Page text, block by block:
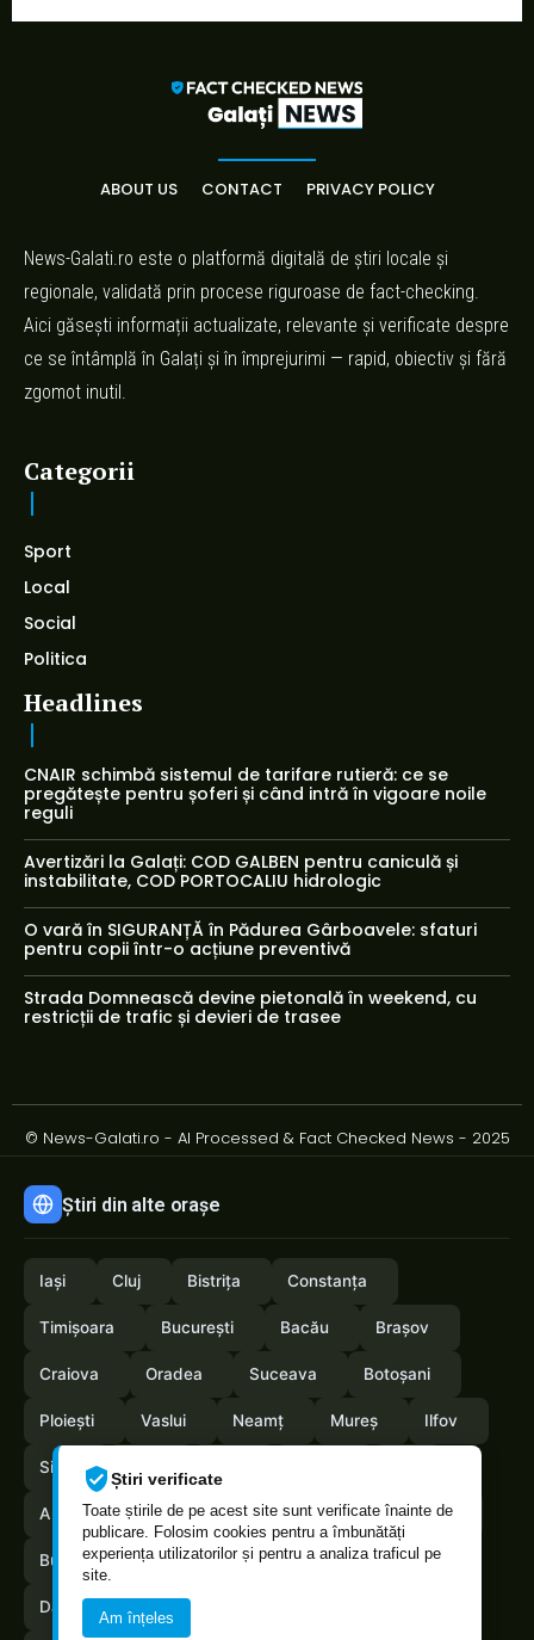
Știri verificate
Toate știrile de pe acest site sunt verificate înainte de
publicare. Folosim cookies pentru a îmbunătăți
experiența utilizatorilor și pentru a analiza traficul pe
site.
Am înțeles
ABOUT US CONTACT PRIVACY POLICY
News-Galati.ro este o platformă digitală de știri locale și
regionale, validată prin procese riguroase de fact-checking.
Aici găsești informații actualizate, relevante și verificate despre
ce se întâmplă în Galați și în împrejurimi — rapid, obiectiv și fără
zgomot inutil.
Categorii
Sport
Local
Social
Politica
Headlines
CNAIR schimbă sistemul de tarifare rutieră: ce se
pregătește pentru șoferi și când intră în vigoare noile
reguli
Avertizări la Galați: COD GALBEN pentru caniculă și
instabilitate, COD PORTOCALIU hidrologic
O vară în SIGURANȚĂ în Pădurea Gârboavele: sfaturi
pentru copii într-o acțiune preventivă
Strada Domnească devine pietonală în weekend, cu
restricții de trafic și devieri de trasee
© News-Galati.ro - AI Processed & Fact Checked News - 2025
Știri din alte orașe
Iași Cluj Bistrița Constanța
Timișoara București Bacău Brașov
Craiova Oradea Suceava Botoșani
Ploiești Vaslui Neamț Mureș Ilfov
Sibiu
Arges Maramures Vrancea Satumare
Buzau Braila Calarasi Caras-Severin
Dambovita Giurgiu